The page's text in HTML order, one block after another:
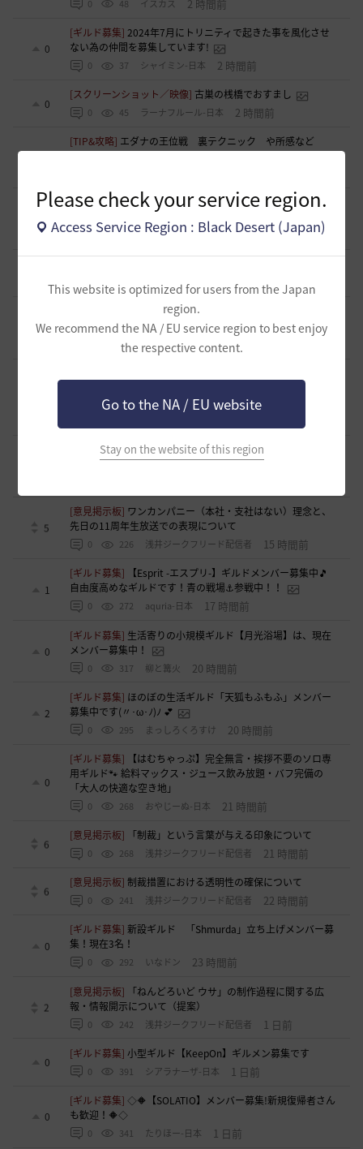
Please check your service region.
Access Service Region : Black Desert (Japan)
This website is optimized for users from the Japan
region.
We recommend the NA / EU service region to best enjoy
the respective content.
Go to the NA / EU website
Stay on the website of this region
0 48 イスカス 2 時間前
0
[ギルド募集]2024年7月にトリニティで起きた事を風化させ
ない為の仲間を募集しています!
0 37 シャイミン-日本 2 時間前
0
[スクリーンショット／映像] 古巣の桟橋でおすまし
0 45 ラーナフルール-日本 2 時間前
[TIP&攻略] エダナの王位戦 裏テクニック や所感など
0
[ギルド募集]新設生活系ギルド「OneRoom」創設メンバー
0 80 ハッピーエンド 4 時間前
0 75 倉葉 6 時間前
0
Ermitageギルメン募集！やりたいことをやって
楽しくゲームライフ！
65 swordEX 7 時間前
レイキャッツ」メンバー募集（ギルドボス有・スキル目当て
[自由掲示板]【二次創作】顎顎たる檻・第三幕 ―野生のバ
グ、あるいは最弱の検証―
5
[意見掲示板] ワンカンパニー（本社・支社はない）理念と、
先日の11周年生放送での表現について
0 226 浅井ジークフリード配信者 15 時間前
1
[ギルド募集]
【Esprit -エスプリ-】ギルドメンバー募集中🎵
自由度高めなギルドです！青の戦場⚓参戦中！！
0 272 aquria-日本 17 時間前
0
[ギルド募集] 生活寄りの小規模ギルド【月光浴場】は、現在
メンバー募集中！
0 317 柳と篝火 20 時間前
2
[ギルド募集] ほのぼの生活ギルド「天狐もふもふ」メンバー
募集中です(〃･ω･ﾉ)ﾉ 💕
0 295 まっしろくろすけ 20 時間前
0
[ギルド募集]
【はむちゃっぷ】完全無言・挨拶不要のソロ専
用ギルド🐾 給料マックス・ジュース飲み放題・バフ完備の
「大人の快適な空き地」
0 268 おやじーぬ-日本 21 時間前
6
[意見掲示板] 「制裁」という言葉が与える印象について
0 268 浅井ジークフリード配信者 21 時間前
6
[意見掲示板]制裁措置における透明性の確保について
0 241 浅井ジークフリード配信者 22 時間前
0
[ギルド募集]新設ギルド 「Shmurda」立ち上げメンバー募
集！現在3名！
0 292 いなドン 23 時間前
2
[意見掲示板]
「ねんどろいど ウサ」の制作過程に関する広
報・情報開示について（提案）
0 242 浅井ジークフリード配信者 1 日前
0
[ギルド募集]小型ギルド【KeepOn】ギルメン募集です
0 391 シアラナーザ-日本 1 日前
0
[ギルド募集]◇🔶【SOLATIO】メンバー募集!新規復帰者さん
も歓迎！🔶◇
0 341 たりほー-日本 1 日前